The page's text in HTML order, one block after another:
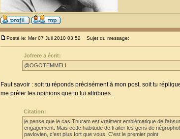
Posté le: Mer 07 Juil 2010 03:52 Sujet du message:
Jofrere a écrit:
@OGOTEMMELI
Faut savoir : soit tu réponds précisément à mon post, soit tu
me prêter les opinions que tu lui attribues...
Citation:
je pense que le cas Thuram est vraiment emblématique de
engagement. Mais cette habitude de traiter les gens de
pavlovien, c'est plus fort que vous. C'est le premier point.